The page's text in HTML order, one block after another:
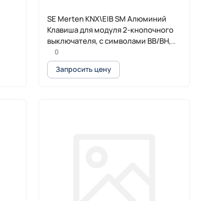
SE Merten KNX\EIB SM Алюминий
Клавиша для модуля 2-кнопочного
выключателя, с символами ВВ/ВН,
1/00
Запросить цену